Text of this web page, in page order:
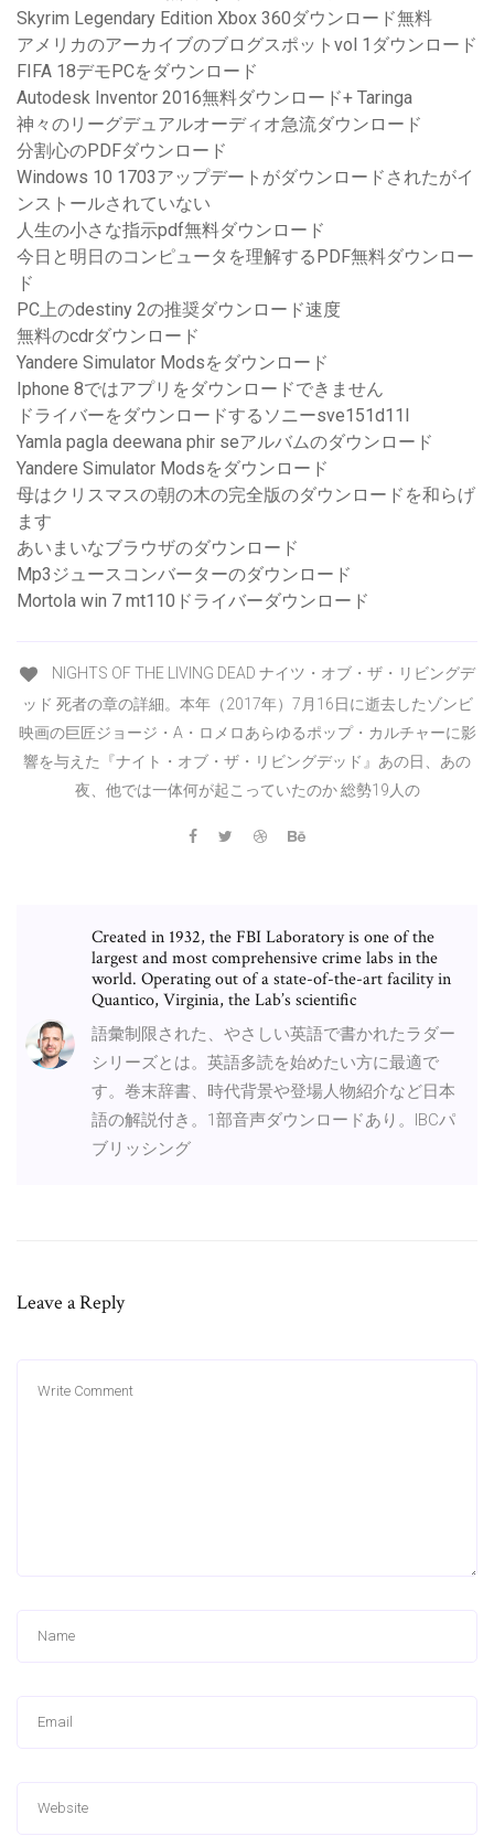
Skyrim Legendary Edition Xbox 360ダウンロード無料
アメリカのアーカイブのブログスポットvol 1ダウンロード
FIFA 18デモPCをダウンロード
Autodesk Inventor 2016無料ダウンロード+ Taringa
神々のリーグデュアルオーディオ急流ダウンロード
分割心のPDFダウンロード
Windows 10 1703アップデートがダウンロードされたがイ
ンストールされていない
人生の小さな指示pdf無料ダウンロード
今日と明日のコンピュータを理解するPDF無料ダウンロー
ド
PC上のdestiny 2の推奨ダウンロード速度
無料のcdrダウンロード
Yandere Simulator Modsをダウンロード
Iphone 8ではアプリをダウンロードできません
ドライバーをダウンロードするソニーsve151d11l
Yamla pagla deewana phir seアルバムのダウンロード
Yandere Simulator Modsをダウンロード
母はクリスマスの朝の木の完全版のダウンロードを和らげ
ます
あいまいなブラウザのダウンロード
Mp3ジュースコンバーターのダウンロード
Mortola win 7 mt110ドライバーダウンロード
NIGHTS OF THE LIVING DEAD ナイツ・オブ・ザ・リビングデ
ッド 死者の章の詳細。本年（2017年）7月16日に逝去したゾンビ
映画の巨匠ジョージ・A・ロメロあらゆるポップ・カルチャーに影
響を与えた『ナイト・オブ・ザ・リビングデッド』あの日、あの
夜、他では一体何が起こっていたのか 総勢19人の
Created in 1932, the FBI Laboratory is one of the
largest and most comprehensive crime labs in the
world. Operating out of a state-of-the-art facility in
Quantico, Virginia, the Lab’s scientific
語彙制限された、やさしい英語で書かれたラダー
シリーズとは。英語多読を始めたい方に最適で
す。巻末辞書、時代背景や登場人物紹介など日本
語の解説付き。1部音声ダウンロードあり。IBCパ
ブリッシング
Leave a Reply